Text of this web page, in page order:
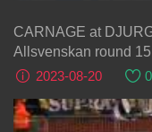
CARNAGE at
Allsvenskan round
2023-08-20
0